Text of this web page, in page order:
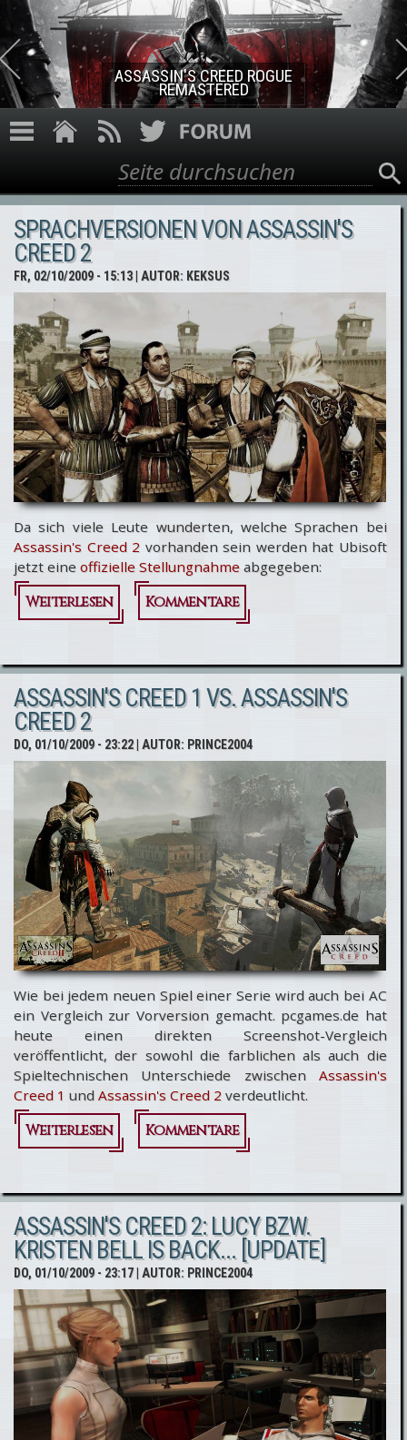
Direkt zum Inhalt
ASSASSIN'S CREED ROGUE
REMASTERED
Suchformular
Suche
SPRACHVERSIONEN VON ASSASSIN'S
CREED 2
FR, 02/10/2009 - 15:13| AUTOR: KEKSUS
Da sich viele Leute wunderten, welche Sprachen bei
Assassin's Creed 2 vorhanden sein werden hat Ubisoft
jetzt eine offizielle Stellungnahme abgegeben:
Weiterlesen
über
von Assassin's
Creed 2
Kommentare
ASSASSIN'S CREED 1 VS. ASSASSIN'S
CREED 2
DO, 01/10/2009 - 23:22| AUTOR: PRINCE2004
Wie bei jedem neuen Spiel einer Serie wird auch bei AC
ein Vergleich zur Vorversion gemacht. pcgames.de hat
heute einen direkten Screenshot-Vergleich
veröffentlicht, der sowohl die farblichen als auch die
Spieltechnischen Unterschiede zwischen Assassin's
Creed 1 und Assassin's Creed 2 verdeutlicht.
Weiterlesen
über
Creed 1
vs.
Assassin's
Creed 2
Kommentare
ASSASSIN'S CREED 2: LUCY BZW.
KRISTEN BELL IS BACK... [UPDATE]
DO, 01/10/2009 - 23:17| AUTOR: PRINCE2004